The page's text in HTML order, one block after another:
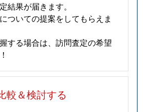
結果が届きます。
ついての提案をしてもらえま
する場合は、訪問査定の希望
較＆検討する